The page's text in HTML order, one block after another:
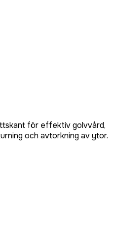
för effektiv golvvård,
och avtorkning av ytor.